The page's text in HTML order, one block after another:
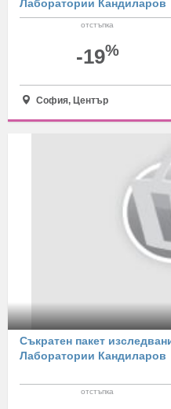
Лаборатории Кандиларов
отстъпка
-19%
София, Център
Съкратен пакет
Лаборатории Кандиларов
отстъпка